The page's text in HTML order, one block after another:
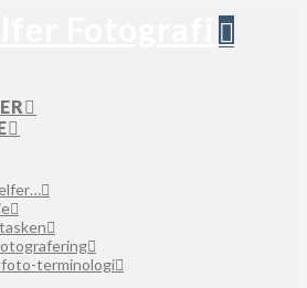
terminologi